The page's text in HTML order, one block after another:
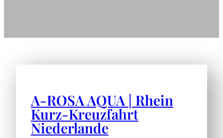
A-ROSA AQUA | Rhein
Kurz-Kreuzfahrt
Niederlande